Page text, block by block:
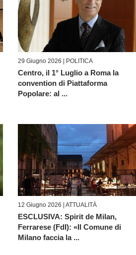
29 Giugno 2026 | POLITICA
Centro, il 1° Luglio a Roma la
convention di Piattaforma
Popolare: al ...
12 Giugno 2026 | ATTUALITÀ
ESCLUSIVA: Spirit de Milan,
Ferrarese (FdI): «Il Comune di
Milano faccia la ...